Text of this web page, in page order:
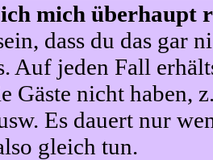
mich überhaupt
dass du das gar
Auf jeden Fall
Gäste nicht haben,
Es dauert nur
gleich tun.